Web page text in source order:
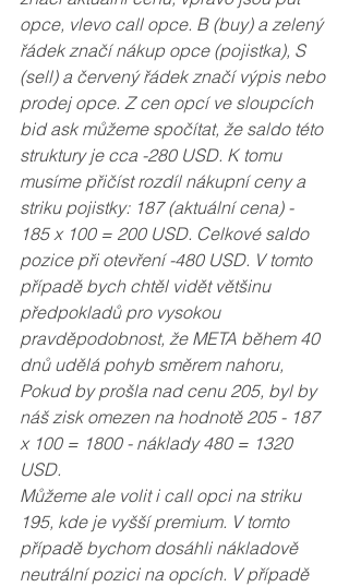
opce, vlevo call opce. B (buy) a zelený
řádek značí nákup opce (pojistka), S
(sell) a červený řádek značí výpis nebo
prodej opce. Z cen opcí ve sloupcích
bid ask můžeme spočítat, že saldo této
struktury je cca -280 USD. K tomu
musíme přičíst rozdíl nákupní ceny a
striku pojistky: 187 (aktuální cena) -
185 x 100 = 200 USD. Celkové saldo
pozice při otevření -480 USD. V tomto
případě bych chtěl vidět většinu
předpokladů pro vysokou
pravděpodobnost, že META během 40
dnů udělá pohyb směrem nahoru,
Pokud by prošla nad cenu 205, byl by
náš zisk omezen na hodnotě 205 - 187
x 100 = 1800 - náklady 480 = 1320
USD.
Můžeme ale volit i call opci na striku
195, kde je vyšší premium. V tomto
případě bychom dosáhli nákladově
neutrální pozici na opcích. V případě